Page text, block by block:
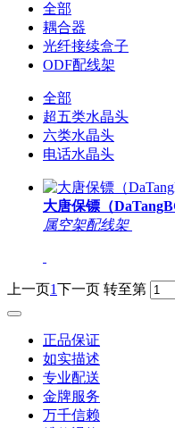
全部
耦合器
光纤接续盒子
ODF配线架
全部
超五类水晶头
六类水晶头
电话水晶头
大唐保镖（
属空架配线架
上一页1下一页 转至第
正品保证
如实描述
专业配送
金牌服务
万千信赖